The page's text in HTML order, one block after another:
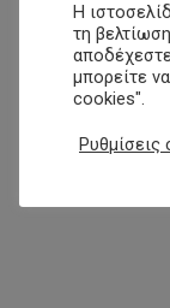
Η
τη
μπορείτε
cookies".
Ρυθμίσεις